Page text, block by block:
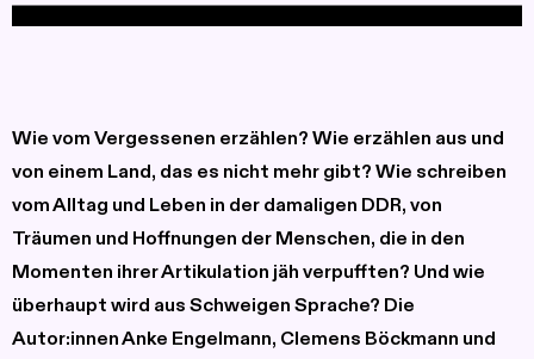
Wie vom Vergessenen erzählen? Wie erzählen aus und
von einem Land, das es nicht mehr gibt? Wie schreiben
vom Alltag und Leben in der damaligen DDR, von
Träumen und Hoffnungen der Menschen, die in den
Momenten ihrer Artikulation jäh verpufften? Und wie
überhaupt wird aus Schweigen Sprache? Die
Autor:innen Anke Engelmann, Clemens Böckmann und